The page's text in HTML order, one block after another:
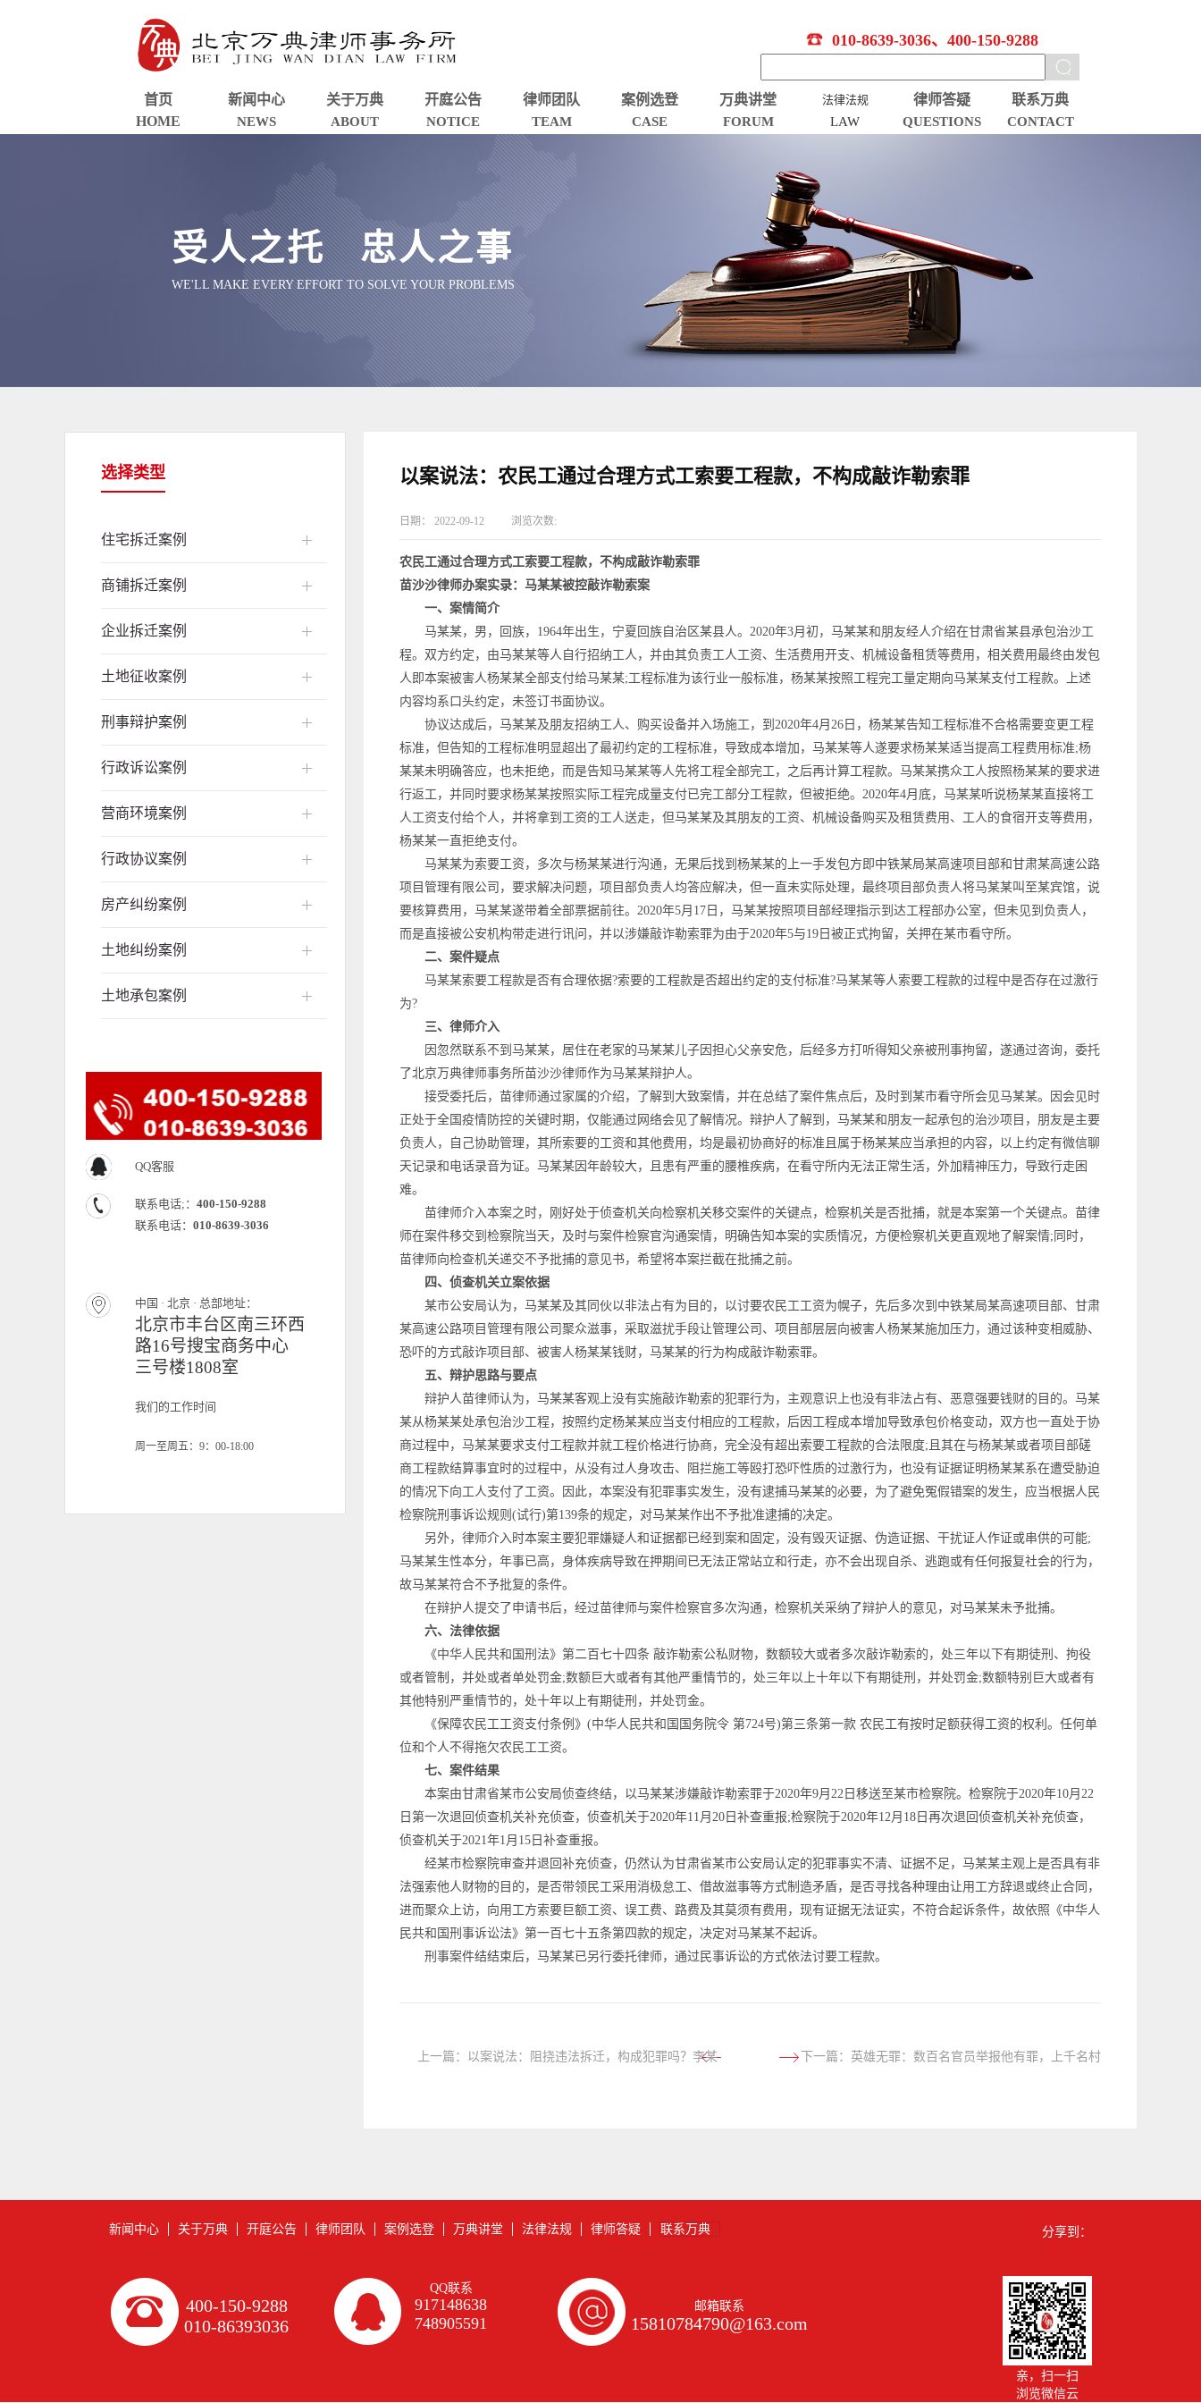
010-8639-3036、400-150-9288
首页
HOME
新闻中心
NEWS
关于万典
ABOUT
开庭公告
NOTICE
律师团队
TEAM
案例选登
CASE
万典讲堂
FORUM
法律法规
LAW
律师答疑
QUESTIONS
联系万典
CONTACT
受人之托 忠人之事
WE'LL MAKE EVERY EFFORT TO SOLVE YOUR PROBLEMS
选择类型
住宅拆迁案例
商铺拆迁案例
企业拆迁案例
土地征收案例
刑事辩护案例
行政诉讼案例
营商环境案例
行政协议案例
房产纠纷案例
土地纠纷案例
土地承包案例
QQ客服
联系电话;： 400-150-9288
联系电话： 010-8639-3036
中国 · 北京 · 总部地址：
北京市丰台区南三环西
路16号搜宝商务中心
三号楼1808室
我们的工作时间
周一至周五：9：00-18:00
以案说法：农民工通过合理方式工索要工程款，不构成敲诈勒索罪
日期： 2022-09-12 浏览次数:
农民工通过合理方式工索要工程款，不构成敲诈勒索罪
苗沙沙律师办案实录：马某某被控敲诈勒索案
一、案情简介
马某某，男，回族，1964年出生，宁夏回族自治区某县人。2020年3月初，马某某和朋友经人介绍在甘肃省某县承包治沙工
程。双方约定，由马某某等人自行招纳工人，并由其负责工人工资、生活费用开支、机械设备租赁等费用，相关费用最终由发包
人即本案被害人杨某某全部支付给马某某;工程标准为该行业一般标准，杨某某按照工程完工量定期向马某某支付工程款。上述
内容均系口头约定，未签订书面协议。
协议达成后，马某某及朋友招纳工人、购买设备并入场施工，到2020年4月26日，杨某某告知工程标准不合格需要变更工程
标准，但告知的工程标准明显超出了最初约定的工程标准，导致成本增加，马某某等人遂要求杨某某适当提高工程费用标准;杨
某某未明确答应，也未拒绝，而是告知马某某等人先将工程全部完工，之后再计算工程款。马某某携众工人按照杨某某的要求进
行返工，并同时要求杨某某按照实际工程完成量支付已完工部分工程款，但被拒绝。2020年4月底，马某某听说杨某某直接将工
人工资支付给个人，并将拿到工资的工人送走，但马某某及其朋友的工资、机械设备购买及租赁费用、工人的食宿开支等费用，
杨某某一直拒绝支付。
马某某为索要工资，多次与杨某某进行沟通，无果后找到杨某某的上一手发包方即中铁某局某高速项目部和甘肃某高速公路
项目管理有限公司，要求解决问题，项目部负责人均答应解决，但一直未实际处理，最终项目部负责人将马某某叫至某宾馆，说
要核算费用，马某某遂带着全部票据前往。2020年5月17日，马某某按照项目部经理指示到达工程部办公室，但未见到负责人，
而是直接被公安机构带走进行讯问，并以涉嫌敲诈勒索罪为由于2020年5与19日被正式拘留，关押在某市看守所。
二、案件疑点
马某某索要工程款是否有合理依据?索要的工程款是否超出约定的支付标准?马某某等人索要工程款的过程中是否存在过激行
为?
三、律师介入
因忽然联系不到马某某，居住在老家的马某某儿子因担心父亲安危，后经多方打听得知父亲被刑事拘留，遂通过咨询，委托
了北京万典律师事务所苗沙沙律师作为马某某辩护人。
接受委托后，苗律师通过家属的介绍，了解到大致案情，并在总结了案件焦点后，及时到某市看守所会见马某某。因会见时
正处于全国疫情防控的关键时期，仅能通过网络会见了解情况。辩护人了解到，马某某和朋友一起承包的治沙项目，朋友是主要
负责人，自己协助管理，其所索要的工资和其他费用，均是最初协商好的标准且属于杨某某应当承担的内容，以上约定有微信聊
天记录和电话录音为证。马某某因年龄较大，且患有严重的腰椎疾病，在看守所内无法正常生活，外加精神压力，导致行走困
难。
苗律师介入本案之时，刚好处于侦查机关向检察机关移交案件的关键点，检察机关是否批捕，就是本案第一个关键点。苗律
师在案件移交到检察院当天，及时与案件检察官沟通案情，明确告知本案的实质情况，方便检察机关更直观地了解案情;同时，
苗律师向检查机关递交不予批捕的意见书，希望将本案拦截在批捕之前。
四、侦查机关立案依据
某市公安局认为，马某某及其同伙以非法占有为目的，以讨要农民工工资为幌子，先后多次到中铁某局某高速项目部、甘肃
某高速公路项目管理有限公司聚众滋事，采取滋扰手段让管理公司、项目部层层向被害人杨某某施加压力，通过该种变相威胁、
恐吓的方式敲诈项目部、被害人杨某某钱财，马某某的行为构成敲诈勒索罪。
五、辩护思路与要点
辩护人苗律师认为，马某某客观上没有实施敲诈勒索的犯罪行为，主观意识上也没有非法占有、恶意强要钱财的目的。马某
某从杨某某处承包治沙工程，按照约定杨某某应当支付相应的工程款，后因工程成本增加导致承包价格变动，双方也一直处于协
商过程中，马某某要求支付工程款并就工程价格进行协商，完全没有超出索要工程款的合法限度;且其在与杨某某或者项目部磋
商工程款结算事宜时的过程中，从没有过人身攻击、阻拦施工等殴打恐吓性质的过激行为，也没有证据证明杨某某系在遭受胁迫
的情况下向工人支付了工资。因此，本案没有犯罪事实发生，没有逮捕马某某的必要，为了避免冤假错案的发生，应当根据人民
检察院刑事诉讼规则(试行)第139条的规定，对马某某作出不予批准逮捕的决定。
另外，律师介入时本案主要犯罪嫌疑人和证据都已经到案和固定，没有毁灭证据、伪造证据、干扰证人作证或串供的可能;
马某某生性本分，年事已高，身体疾病导致在押期间已无法正常站立和行走，亦不会出现自杀、逃跑或有任何报复社会的行为，
故马某某符合不予批复的条件。
在辩护人提交了申请书后，经过苗律师与案件检察官多次沟通，检察机关采纳了辩护人的意见，对马某某未予批捕。
六、法律依据
《中华人民共和国刑法》第二百七十四条 敲诈勒索公私财物，数额较大或者多次敲诈勒索的，处三年以下有期徒刑、拘役
或者管制，并处或者单处罚金;数额巨大或者有其他严重情节的，处三年以上十年以下有期徒刑，并处罚金;数额特别巨大或者有
其他特别严重情节的，处十年以上有期徒刑，并处罚金。
《保障农民工工资支付条例》(中华人民共和国国务院令 第724号)第三条第一款 农民工有按时足额获得工资的权利。任何单
位和个人不得拖欠农民工工资。
七、案件结果
本案由甘肃省某市公安局侦查终结，以马某某涉嫌敲诈勒索罪于2020年9月22日移送至某市检察院。检察院于2020年10月22
日第一次退回侦查机关补充侦查，侦查机关于2020年11月20日补查重报;检察院于2020年12月18日再次退回侦查机关补充侦查，
侦查机关于2021年1月15日补查重报。
经某市检察院审查并退回补充侦查，仍然认为甘肃省某市公安局认定的犯罪事实不清、证据不足，马某某主观上是否具有非
法强索他人财物的目的，是否带领民工采用消极怠工、借故滋事等方式制造矛盾，是否寻找各种理由让用工方辞退或终止合同，
进而聚众上访，向用工方索要巨额工资、误工费、路费及其莫须有费用，现有证据无法证实，不符合起诉条件，故依照《中华人
民共和国刑事诉讼法》第一百七十五条第四款的规定，决定对马某某不起诉。
刑事案件结结束后，马某某已另行委托律师，通过民事诉讼的方式依法讨要工程款。
上一篇： 以案说法：阻挠违法拆迁，构成犯罪吗？李某
下一篇： 英雄无罪：数百名官员举报他有罪，上千名村
分享到：
新闻中心 关于万典 开庭公告 律师团队 案例选登 万典讲堂 法律法规 律师答疑 联系万典
400-150-9288
010-86393036
QQ联系
917148638
748905591
邮箱联系
15810784790@163.com
亲，扫一扫
浏览微信云